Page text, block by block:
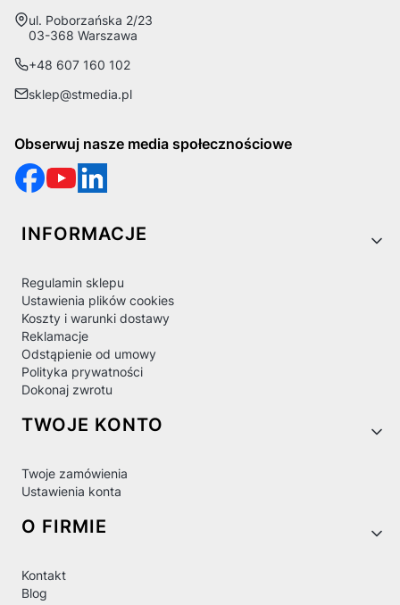
Adres:
ul. Poborzańska 2/23
03-368 Warszawa
+48 607 160 102
sklep@stmedia.pl
Obserwuj nasze media społecznościowe
Linki w stopce
INFORMACJE
Regulamin sklepu
Ustawienia plików cookies
Koszty i warunki dostawy
Reklamacje
Odstąpienie od umowy
Polityka prywatności
Dokonaj zwrotu
TWOJE KONTO
Twoje zamówienia
Ustawienia konta
O FIRMIE
Kontakt
Blog